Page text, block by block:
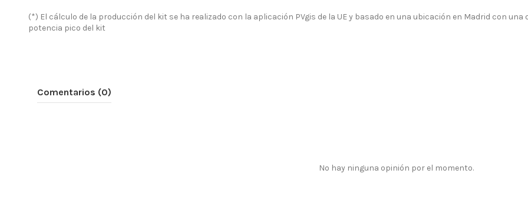
(*) El cálculo de la producción del kit se ha realizado con la aplicación PVgis de la UE y basado en una ubicación en Madrid con
potencia pico del kit
Comentarios (0)
No hay ninguna opinión por el momento.